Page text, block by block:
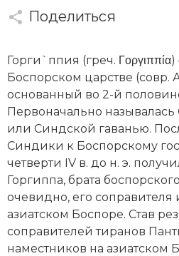
Африка
Византия
Военная история
Генеалогия, геральдика
Государство и право
Европа
Империи
История Древнего мира
История Средних веков
Новейшая история
Х Ч Ш
Ю Я
Поделиться
Горги`ппия (греч.
Боспорском царстве (совр.
основанный во 2-й
Первоначально
или Синдской гаванью.
Синдики к Боспорскому
четверти IV в. до н. э.
Горгиппа, брата
очевидно, его соправителя
азиатском Боспоре. Став
соправителей тиранов
наместников на азиатском